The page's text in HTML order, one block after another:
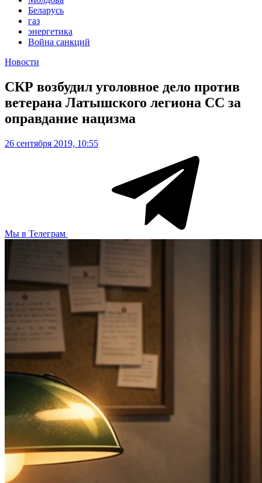
Беларусь
газ
энергетика
Война санкций
Новости
СКР возбудил уголовное дело против
ветерана Латышского легиона СС за
оправдание нацизма
26 сентября 2019, 10:55
Мы в Телеграм